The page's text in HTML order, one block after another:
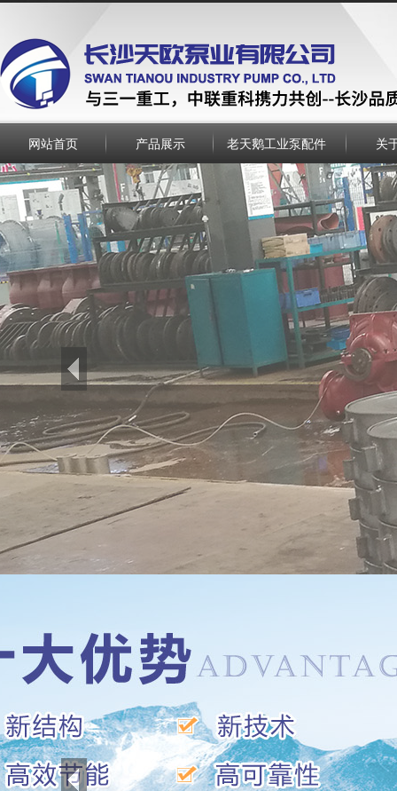
网站首页 产品展示 老天鹅工业泵配件 关